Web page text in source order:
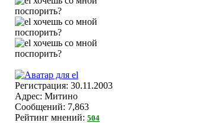
Регистрация: 30.11.2003
Адрес: Митино
Сообщений: 7,863
Рейтинг мнений: 504